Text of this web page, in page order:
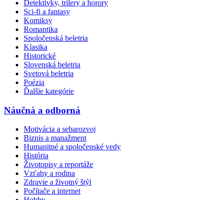
Detektívky, trilery a horory
Sci-fi a fantasy
Komiksy
Romantika
Spoločenská beletria
Klasika
Historické
Slovenská beletria
Svetová beletria
Poézia
Ďalšie kategórie
Náučná a odborná
Motivácia a sebarozvoj
Biznis a manažment
Humanitné a spoločenské vedy
História
Životopisy a reportáže
Vzťahy a rodina
Zdravie a životný štýl
Počítače a internet